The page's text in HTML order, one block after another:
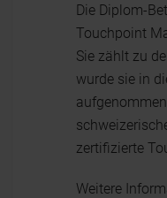
Die Diplom-
Touchpoint
Sie zählt zu
wurde sie in
zertifizierte
Weitere